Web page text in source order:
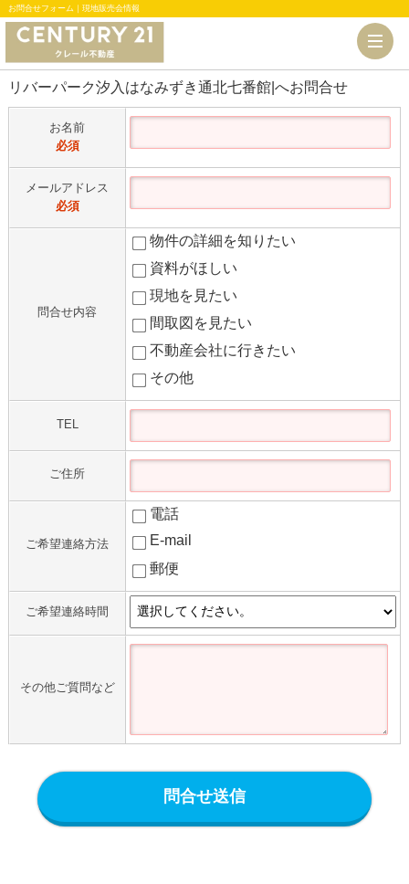
お問合せフォーム｜現地販売会情報
リバーパーク汐入はなみずき通北七番館|へお問合せ
お名前
必須
メールアドレス
必須
問合せ内容
物件の詳細を知りたい
資料がほしい
現地を見たい
間取図を見たい
不動産会社に行きたい
その他
TEL
ご住所
ご希望連絡方法
電話
E-mail
郵便
ご希望連絡時間
その他ご質問など
問合せ送信